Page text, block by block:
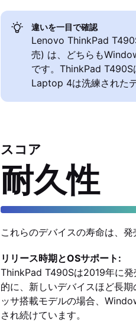
違いを一目で確認
Lenovo ThinkPad
売) は、どちらも
です。ThinkPad
Laptop 4は洗練された
スコア
耐久性
これらのデバイスの寿命は、
リリース時期とOSサポート:
ThinkPad T490Sは2019年に
的に、新しいデバイスほど長
ッサ搭載モデルの場合、
され続けています。